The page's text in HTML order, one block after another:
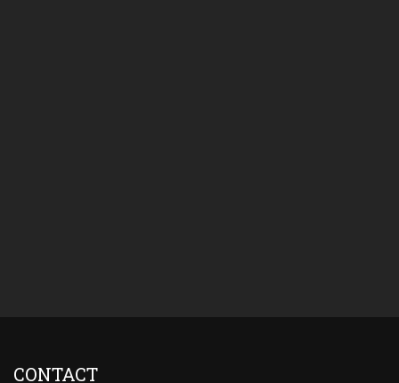
CONTACT